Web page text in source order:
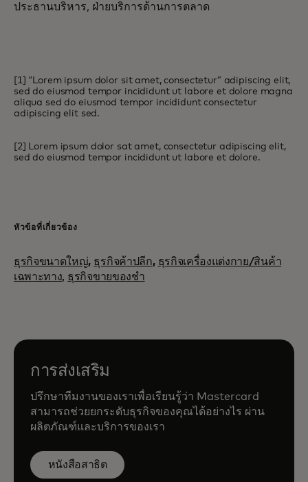
ประธานบริหาร, ฝ่ายบริการด้านการตลาด
[1] “Lorem ipsum dolor sit amet, consectetur” adipiscing elit,
sed do eiusmod tempor incididunt ut labore et dolore magna
aliqua sed do eiusmod tempor incididunt consectetur
adipiscing elit sed.
[2] Lorem ipsum dolor sat amet, consectetur adipiscing elit,
sed do eiusmod tempor incididunt ut labore et dolore.
หัวข้อที่เกี่ยวข้อง
ธุรกิจขนาดใหญ่, ธุรกิจค้าปลีก, ธุรกิจเครื่องแต่งกาย/สินค้า
เฉพาะทาง, ธุรกิจขายของชำ
การส่งเสริม
ปรึกษาทีมงานของเราเพื่อเรียนรู้ว่า Mastercard
สามารถช่วยยกระดับธุรกิจของคุณได้อย่างไร ผ่าน
ผลิตภัณฑ์และบริการของเรา
หนังสือสาธิต